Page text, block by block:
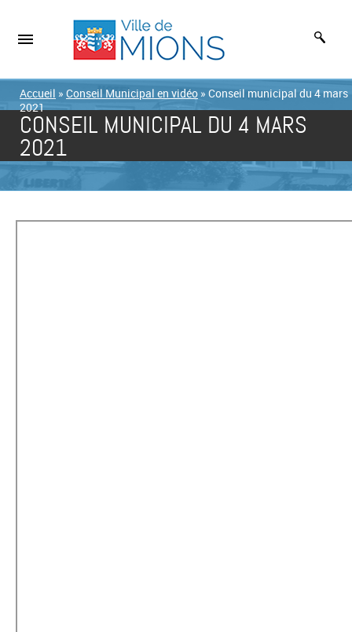
Accueil » Conseil Municipal en vidéo » Conseil municipal du 4 mars
2021
CONSEIL MUNICIPAL DU 4 MARS
2021